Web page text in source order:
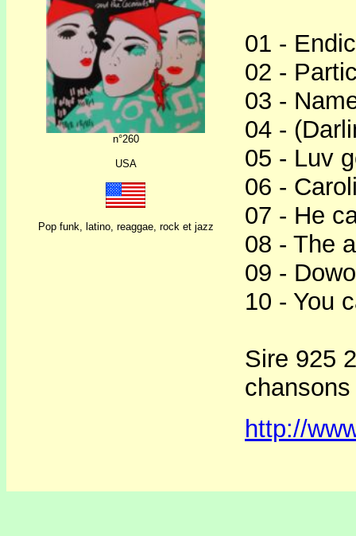
n°260
USA
Pop funk, latino, reaggae, rock et jazz
01 -
02 -
03 -
04 -
05 - Luv
06 -
07 - He
08 - The
09 -
10 - You
Sire 925
http://